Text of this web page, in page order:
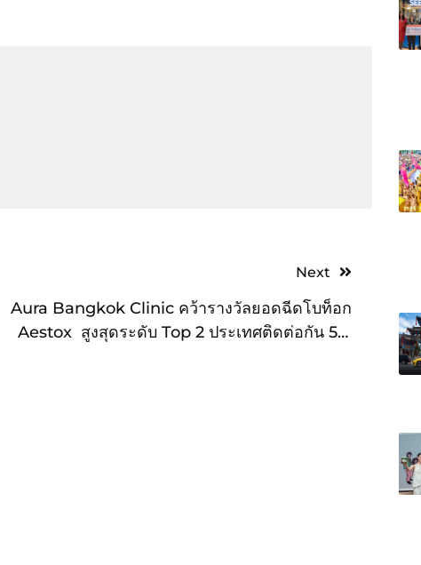
Next
Aura Bangkok Clinic คว้ารางวัลยอดฉีดโบท็อก
Aestox สูงสุดระดับ Top 2 ประเทศติดต่อกัน 5 ปี